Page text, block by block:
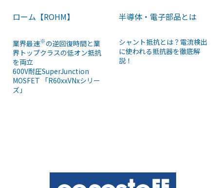
ローム【ROHM】
業界最速※の逆回復時間と業
界トップクラスの低オン抵抗
を両立
600V耐圧SuperJunction
MOSFET 「R60xxVNxシリー
ズ」
半導体・電子部品とは
シャント抵抗とは？電流検出
に使われる抵抗器を徹底解
説！